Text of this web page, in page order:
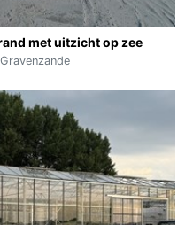
met uitzicht op zee